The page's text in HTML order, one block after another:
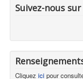
Suivez-nous
Cliquez ici pour